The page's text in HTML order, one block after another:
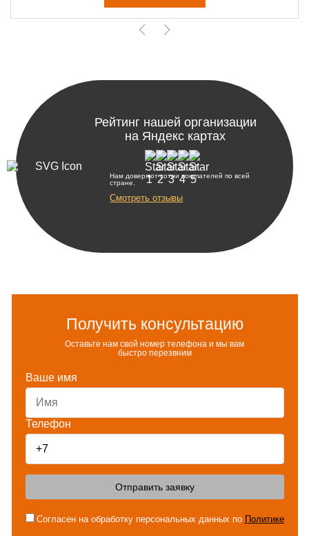
Рейтинг нашей организации
на Яндекс картах
Нам доверяют сотни покупателей по всей
стране.
Смотреть отзывы
Получить консультацию
Оставьте нам свой номер телефона и мы вам
быстро перезвним
Ваше имя
Телефон
Отправить заявку
Согласен на обработку персональных данных по Политике